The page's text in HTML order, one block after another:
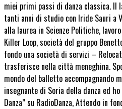
miei primi passi di danza classica. Il
tanti anni di studio con Iride Sauri a
alla laurea in Scienze Politiche,
Killer Loop, società del gruppo
fondo una società di servizi –
trasferisce nella città meneghina.
mondo del balletto accompagnando
insegnante di Soria della danza ed
Danza” su RadioDanza, Attendo in